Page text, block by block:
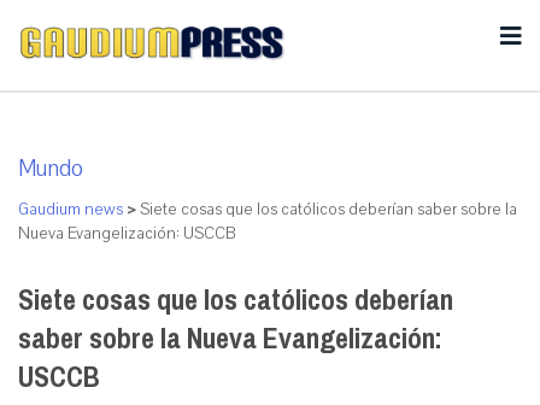
Mundo
Gaudium news >Siete cosas que los católicos deberían saber sobre la
Nueva Evangelización: USCCB
Siete cosas que los católicos deberían
saber sobre la Nueva Evangelización:
USCCB